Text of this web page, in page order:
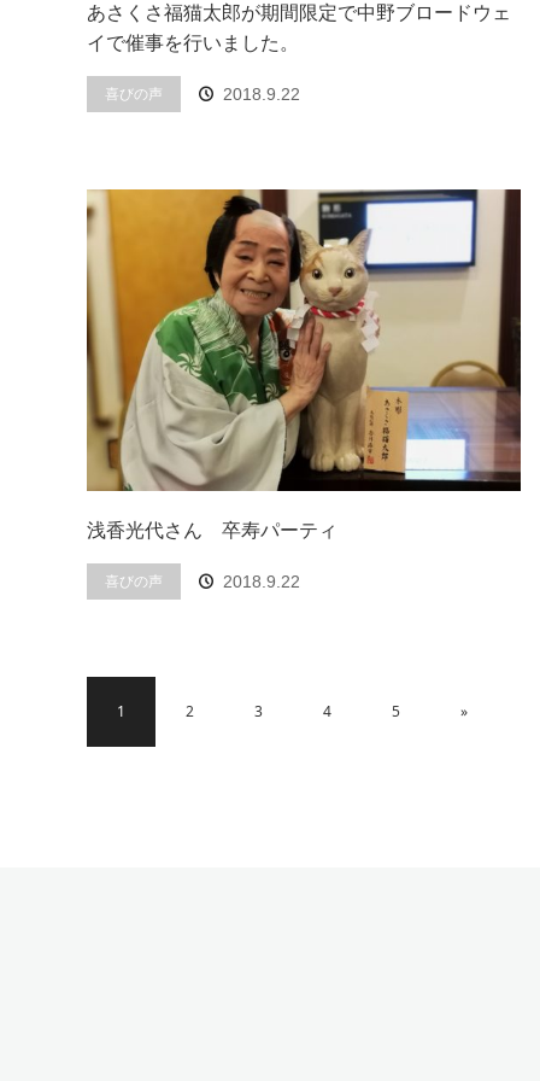
あさくさ福猫太郎が期間限定で中野ブロードウェ
イで催事を行いました。
喜びの声 2018.9.22
浅香光代さん 卒寿パーティ
喜びの声 2018.9.22
1 2 3 4 5 »